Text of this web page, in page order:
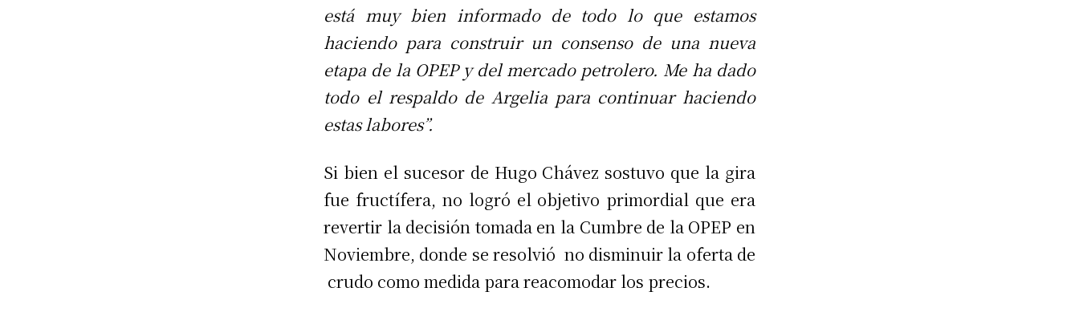
está muy bien informado de todo lo que estamos
haciendo para construir un consenso de una nueva
etapa de la OPEP y del mercado petrolero. Me ha dado
todo el respaldo de Argelia para continuar haciendo
estas labores”.
Si bien el sucesor de Hugo Chávez sostuvo que la gira
fue fructífera, no logró el objetivo primordial que era
revertir la decisión tomada en la Cumbre de la OPEP en
Noviembre, donde se resolvió no disminuir la oferta de
crudo como medida para reacomodar los precios.